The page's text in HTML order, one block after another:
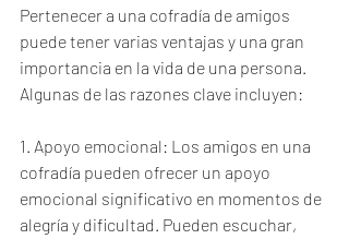
Pertenecer a una cofradía de amigos
puede tener varias ventajas y una gran
importancia en la vida de una persona.
Algunas de las razones clave incluyen:
1. Apoyo emocional: Los amigos en una
cofradía pueden ofrecer un apoyo
emocional significativo en momentos de
alegría y dificultad. Pueden escuchar,